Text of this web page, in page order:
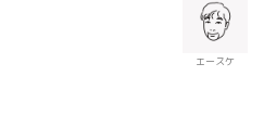
エースケ